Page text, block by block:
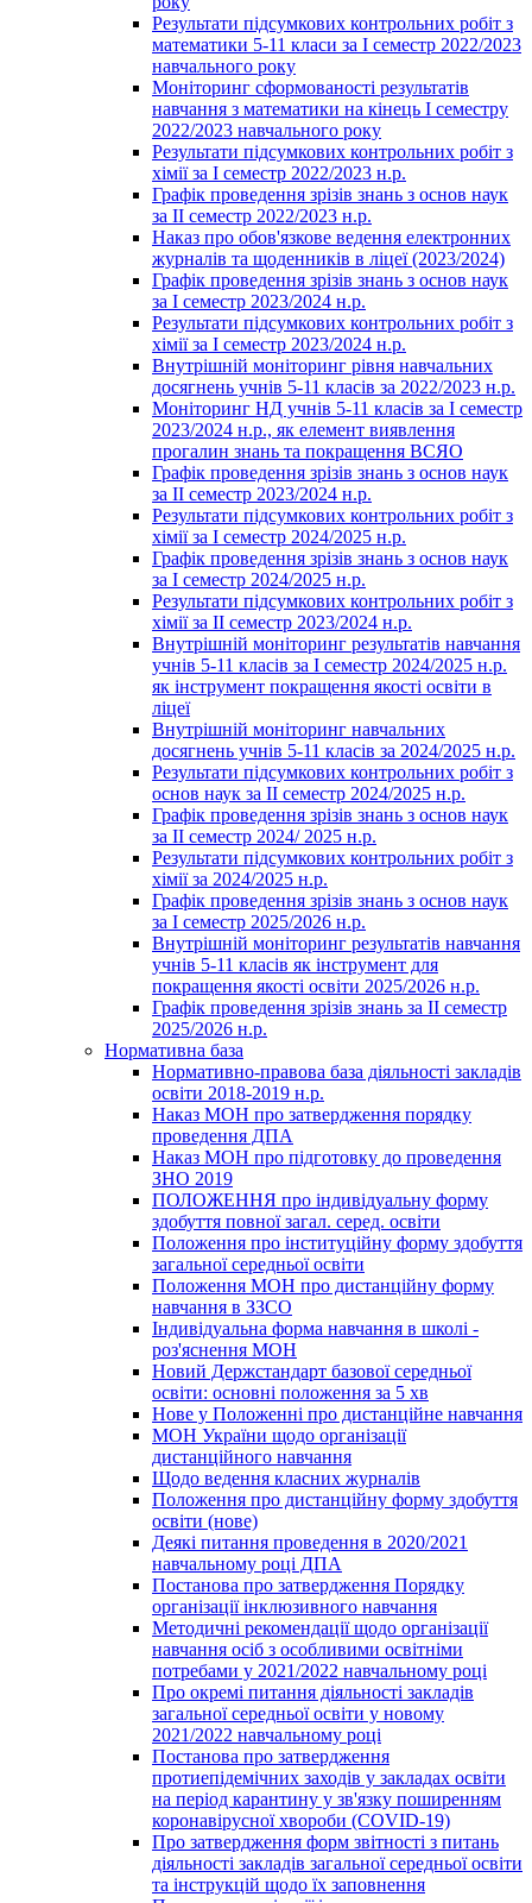
Результати підсумкових контрольних робіт з
математики 5-11 класи за І семестр 2022/2023
навчального року
Моніторинг сформованості результатів
навчання з математики на кінець І семестру
2022/2023 навчального року
Результати підсумкових контрольних робіт з
хімії за І семестр 2022/2023 н.р.
Графік проведення зрізів знань з основ наук
за ІІ семестр 2022/2023 н.р.
Наказ про обов'язкове ведення електронних
журналів та щоденників в ліцеї (2023/2024)
Графік проведення зрізів знань з основ наук
за І семестр 2023/2024 н.р.
Результати підсумкових контрольних робіт з
хімії за І семестр 2023/2024 н.р.
Внутрішній моніторинг рівня навчальних
досягнень учнів 5-11 класів за 2022/2023 н.р.
Моніторинг НД учнів 5-11 класів за І семестр
2023/2024 н.р., як елемент виявлення
прогалин знань та покращення ВСЯО
Графік проведення зрізів знань з основ наук
за ІІ семестр 2023/2024 н.р.
Результати підсумкових контрольних робіт з
хімії за І семестр 2024/2025 н.р.
Графік проведення зрізів знань з основ наук
за І семестр 2024/2025 н.р.
Результати підсумкових контрольних робіт з
хімії за ІІ семестр 2023/2024 н.р.
Внутрішній моніторинг результатів навчання
учнів 5-11 класів за І семестр 2024/2025 н.р.
як інструмент покращення якості освіти в
ліцеї
Внутрішній моніторинг навчальних
досягнень учнів 5-11 класів за 2024/2025 н.р.
Результати підсумкових контрольних робіт з
основ наук за ІІ семестр 2024/2025 н.р.
Графік проведення зрізів знань з основ наук
за ІІ семестр 2024/ 2025 н.р.
Результати підсумкових контрольних робіт з
хімії за 2024/2025 н.р.
Графік проведення зрізів знань з основ наук
за І семестр 2025/2026 н.р.
Внутрішній моніторинг результатів навчання
учнів 5-11 класів як інструмент для
покращення якості освіти 2025/2026 н.р.
Графік проведення зрізів знань за ІІ семестр
2025/2026 н.р.
Нормативна база
Нормативно-правова база діяльності закладів
освіти 2018-2019 н.р.
Наказ МОН про затвердження порядку
проведення ДПА
Наказ МОН про підготовку до проведення
ЗНО 2019
ПОЛОЖЕННЯ про індивідуальну форму
здобуття повної загал. серед. освіти
Положення про інституційну форму здобуття
загальної середньої освіти
Положення МОН про дистанційну форму
навчання в ЗЗСО
Індивідуальна форма навчання в школі -
роз'яснення МОН
Новий Держстандарт базової середньої
освіти: основні положення за 5 хв
Нове у Положенні про дистанційне навчання
МОН України щодо організації
дистанційного навчання
Щодо ведення класних журналів
Положення про дистанційну форму здобуття
освіти (нове)
Деякі питання проведення в 2020/2021
навчальному році ДПА
Постанова про затвердження Порядку
організації інклюзивного навчання
Методичні рекомендації щодо організації
навчання осіб з особливими освітніми
потребами у 2021/2022 навчальному році
Про окремі питання діяльності закладів
загальної середньої освіти у новому
2021/2022 навчальному році
Постанова про затвердження
протиепідемічних заходів у закладах освіти
на період карантину у зв'язку поширенням
коронавірусної хвороби (COVID-19)
Про затвердження форм звітності з питань
діяльності закладів загальної середньої освіти
та інструкцій щодо їх заповнення